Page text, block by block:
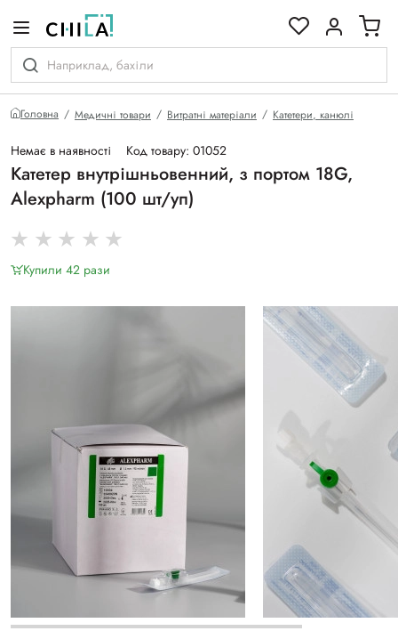
Головна Медичні товари Витратні матеріали Катетери, канюлі
Немає в наявності Код товару: 01052
Катетер внутрішньовенний, з портом 18G,
Alexpharm (100 шт/уп)
Купили 42 рази
гамі